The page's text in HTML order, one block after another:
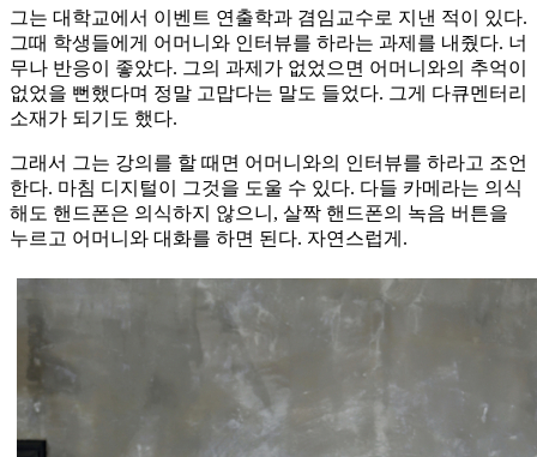
그는 대학교에서 이벤트 연출학과 겸임교수로 지낸 적이 있다.
그때 학생들에게 어머니와 인터뷰를 하라는 과제를 내줬다. 너
무나 반응이 좋았다. 그의 과제가 없었으면 어머니와의 추억이
없었을 뻔했다며 정말 고맙다는 말도 들었다. 그게 다큐멘터리
소재가 되기도 했다.
그래서 그는 강의를 할 때면 어머니와의 인터뷰를 하라고 조언
한다. 마침 디지털이 그것을 도울 수 있다. 다들 카메라는 의식
해도 핸드폰은 의식하지 않으니, 살짝 핸드폰의 녹음 버튼을
누르고 어머니와 대화를 하면 된다. 자연스럽게.